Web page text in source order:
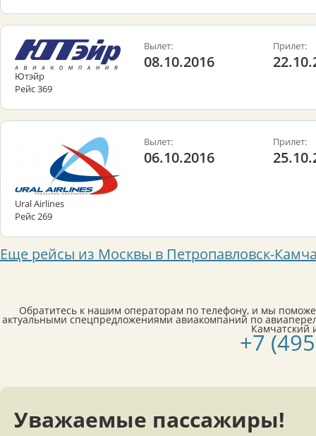
Ютэйр
Рейс 369
Вылет:
08.10.2016
Прилет:
Ural Airlines
Рейс 269
Вылет:
06.10.2016
Прилет:
Еще рейсы из Москвы в Петропавловск-
Обратитесь к нашим операторам по телефону, и мы
актуальными спецпредложениями авиакомпаний по
Камчатский
+7
Уважаемые пассажиры!